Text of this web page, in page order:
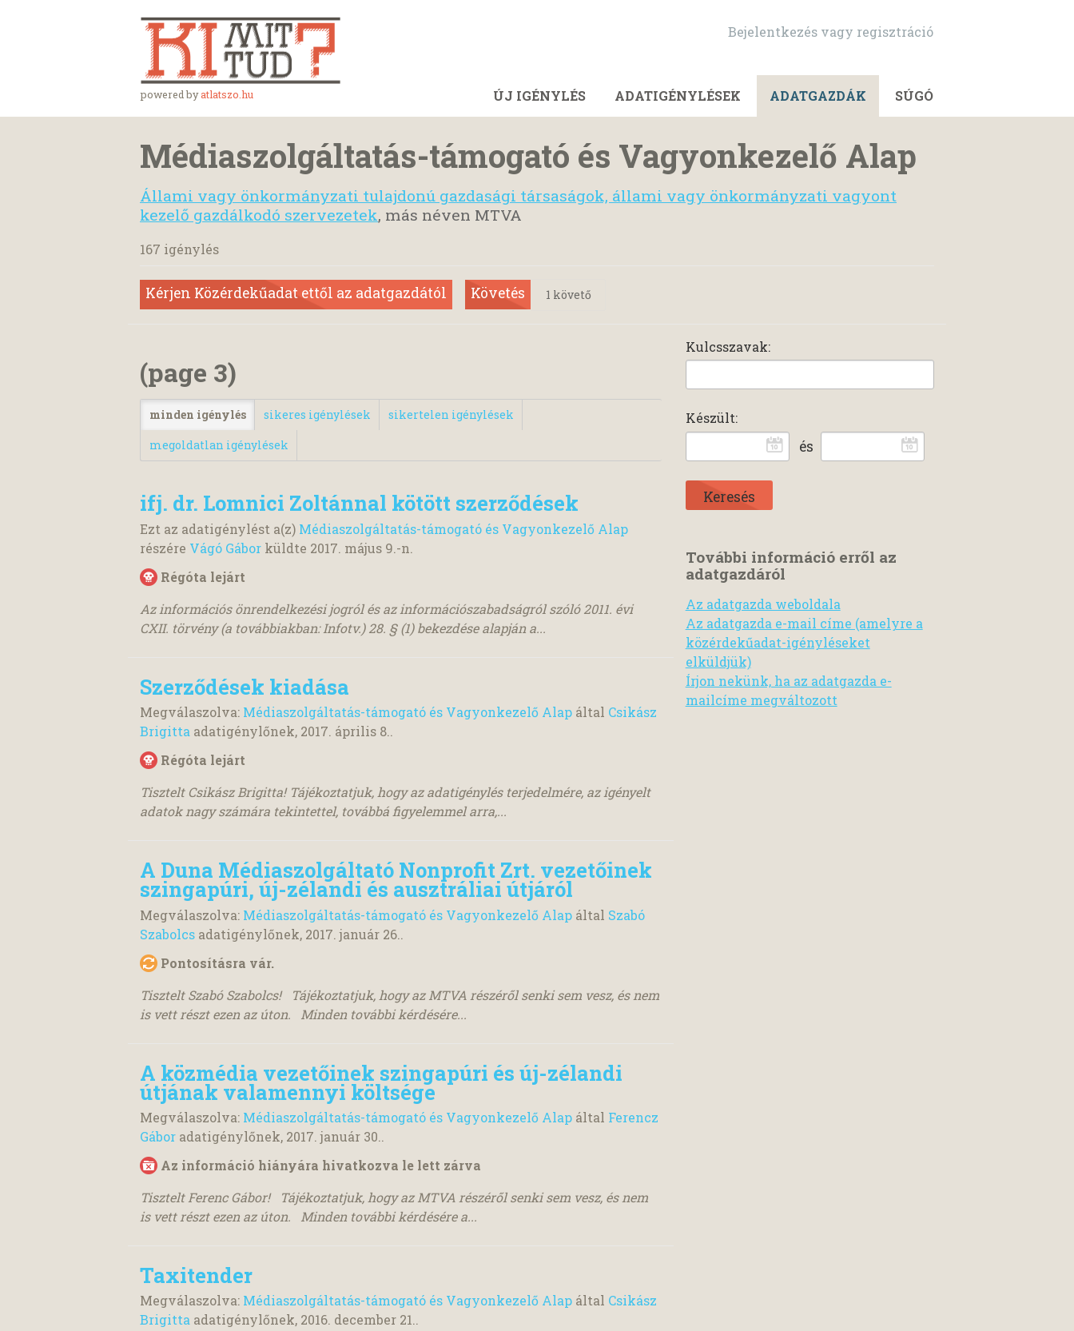
powered byatlatszo.hu
Bejelentkezés vagy regisztráció
ÚJ IGÉNYLÉS ADATIGÉNYLÉSEK ADATGAZDÁK SÚGÓ
Médiaszolgáltatás-támogató és Vagyonkezelő Alap
Állami vagy önkormányzati tulajdonú gazdasági társaságok, állami vagy önkormányzati vagyont
kezelő gazdálkodó szervezetek, más néven MTVA
167 igénylés
Kérjen Közérdekűadat ettől az adatgazdától Követés 1 követő
(page 3)
minden igénylés sikeres igénylések
sikertelen igénylések
megoldatlan igénylések
ifj. dr. Lomnici Zoltánnal kötött szerződések
Ezt az adatigénylést a(z) Médiaszolgáltatás-támogató és Vagyonkezelő Alap
részére Vágó Gábor küldte 2017. május 9.-n.
Régóta lejárt
Az információs önrendelkezési jogról és az információszabadságról szóló 2011. évi
CXII. törvény (a továbbiakban: Infotv.) 28. § (1) bekezdése alapján a...
Szerződések kiadása
Megválaszolva: Médiaszolgáltatás-támogató és Vagyonkezelő Alap által Csikász
Brigitta adatigénylőnek, 2017. április 8..
Régóta lejárt
Tisztelt Csikász Brigitta! Tájékoztatjuk, hogy az adatigénylés terjedelmére, az igényelt
adatok nagy számára tekintettel, továbbá figyelemmel arra,...
A Duna Médiaszolgáltató Nonprofit Zrt. vezetőinek
szingapúri, új-zélandi és ausztráliai útjáról
Megválaszolva: Médiaszolgáltatás-támogató és Vagyonkezelő Alap által Szabó
Szabolcs adatigénylőnek, 2017. január 26..
Pontosításra vár.
Tisztelt Szabó Szabolcs! Tájékoztatjuk, hogy az MTVA részéről senki sem vesz, és nem
is vett részt ezen az úton. Minden további kérdésére...
A közmédia vezetőinek szingapúri és új-zélandi
útjának valamennyi költsége
Megválaszolva: Médiaszolgáltatás-támogató és Vagyonkezelő Alap által Ferencz
Gábor adatigénylőnek, 2017. január 30..
Az információ hiányára hivatkozva le lett zárva
Tisztelt Ferenc Gábor! Tájékoztatjuk, hogy az MTVA részéről senki sem vesz, és nem
is vett részt ezen az úton. Minden további kérdésére a...
Taxitender
Megválaszolva: Médiaszolgáltatás-támogató és Vagyonkezelő Alap által Csikász
Brigitta adatigénylőnek, 2016. december 21..
Kulcsszavak:
Készült:
és
További információ erről az
adatgazdáról
Az adatgazda weboldala
Az adatgazda e-mail címe (amelyre a
közérdekűadat-igényléseket
elküldjük)
Írjon nekünk, ha az adatgazda e-
mailcíme megváltozott